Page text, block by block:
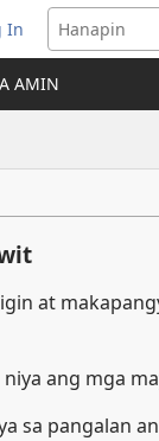
In
AMIN
at
ang mga
sa pangalan